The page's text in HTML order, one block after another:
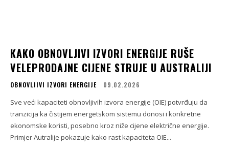
KAKO OBNOVLJIVI IZVORI ENERGIJE RUŠE
VELEPRODAJNE CIJENE STRUJE U AUSTRALIJI
OBNOVLJIVI IZVORI ENERGIJE 09.02.2026
Sve veći kapaciteti obnovljivih izvora energije (OIE) potvrđuju da
tranzicija ka čistijem energetskom sistemu donosi i konkretne
ekonomske koristi, posebno kroz niže cijene električne energije.
Primjer Autralije pokazuje kako rast kapaciteta OIE...